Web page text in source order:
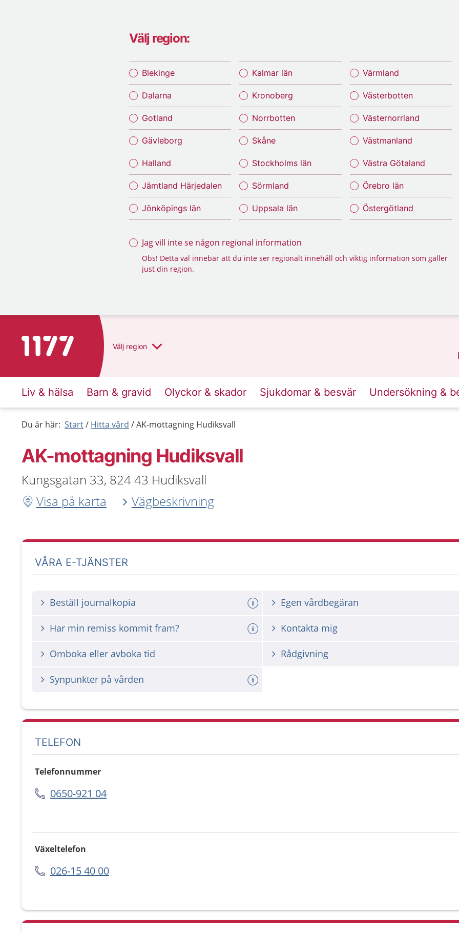
Välj region:
Blekinge
Dalarna
Gotland
Gävleborg
Halland
Jämtland Härjedalen
Jönköpings län
Kalmar län
Kronoberg
Norrbotten
Skåne
Stockholms län
Sörmland
Uppsala län
Värmland
Västerbotten
Västernorrland
Västmanland
Västra Götaland
Örebro län
Östergötland
Jag vill inte se någon regional information
Obs! Detta val innebär att du inte ser regionalt innehåll och viktig information som gäller
just din region.
Till startsidan för 1177 Välj region
Liv & hälsa Barn & gravid Olyckor & skador Sjukdomar & besvär Undersökning &
Du är här: Start Hitta vård AK-mottagning Hudiksvall
AK-mottagning Hudiksvall
Kungsgatan 33, 824 43 Hudiksvall
Visa på karta
Vägbeskrivning
VÅRA E-TJÄNSTER
Beställ journalkopia Egen vårdbegäran
Har min remiss kommit fram? Kontakta mig
Omboka eller avboka tid Rådgivning
Synpunkter på vården
TELEFON
Telefonnummer
0650-921 04
Växeltelefon
026-15 40 00